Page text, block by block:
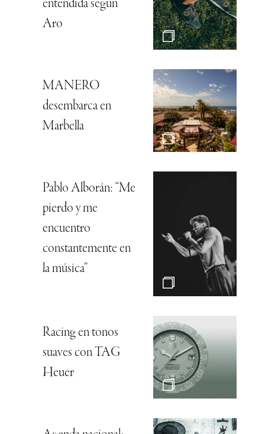
entendida según
Aro
MANERO
desembarca en
Marbella
Pablo Alborán: “Me
pierdo y me
encuentro
constantemente en
la música”
Racing en tonos
suaves con TAG
Heuer